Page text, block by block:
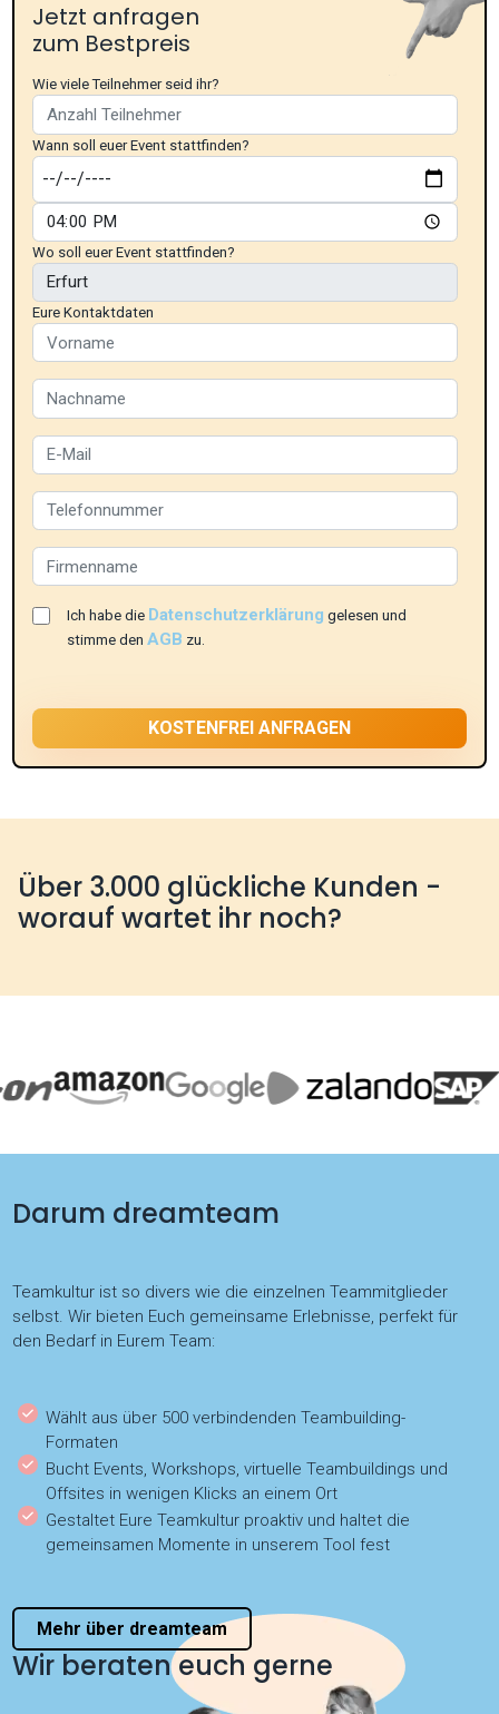
Jetzt anfragen
zum Bestpreis
Wie viele Teilnehmer seid ihr?
Wann soll euer Event stattfinden?
Wo soll euer Event stattfinden?
Eure Kontaktdaten
Ich habe die Datenschutzerklärung gelesen und
stimme denAGB zu.
Über 3.000 glückliche Kunden -
worauf wartet ihr noch?
Darum dreamteam
Teamkultur ist so divers wie die einzelnen Teammitglieder
selbst. Wir bieten Euch gemeinsame Erlebnisse, perfekt für
den Bedarf in Eurem Team:
Wählt aus über 500 verbindenden Teambuilding-
Formaten
Bucht Events, Workshops, virtuelle Teambuildings und
Offsites in wenigen Klicks an einem Ort
Gestaltet Eure Teamkultur proaktiv und haltet die
gemeinsamen Momente in unserem Tool fest
Mehr über dreamteam
Wir beraten euch gerne